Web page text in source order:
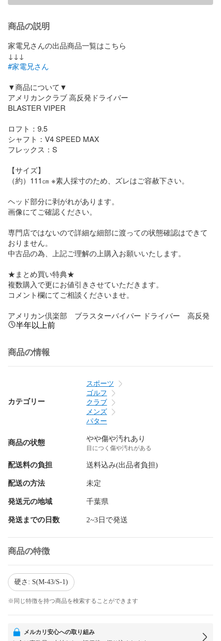
商品の説明
家電兄さんの出品商品一覧はこちら
#家電兄さん
▼商品について▼
アメリカンクラブ 高反発ドライバー
BLASTER VIPER
ロフト：9.5
シャフト：V4 SPEED MAX
フレックス：S
【サイズ】
（約）111㎝ ※素人採寸のため、ズレはご容赦下さい。
ヘッド部分に剥がれがあります。
画像にてご確認ください。
専門店ではないので詳細な細部に渡っての状態確認はできて
おりません。
中古品の為、上記ご理解の上購入お願いいたします。
★まとめ買い特典★
複数購入で更にお値引きさせていただきます。
コメント欄にてご相談くださいませ。
アメリカン倶楽部　ブラスターバイパー ドライバー　高反発
半年以上前
商品の情報
カテゴリー
スポーツ
ゴルフ
クラブ
メンズ
パター
商品の状態 やや傷や汚れあり
目につく傷や汚れがある
配送料の負担 送料込み(出品者負担)
配送の方法 未定
発送元の地域 千葉県
発送までの日数 2~3日で発送
商品の特徴
硬さ: S(M-43/S-1)
※同じ特徴を持つ商品を検索することができます
メルカリ安心への取り組み